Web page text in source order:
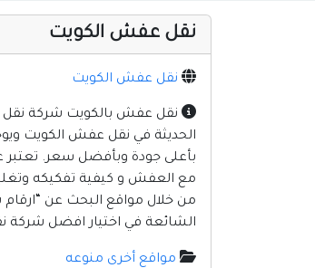
نقل عفش الكويت
نقل عفش الكويت
نقل عفش بالكويت شركة نقل
الحديثة في نقل عفش الكويت
بأعلى جودة وبأفضل سعر. تعتبر
مع العفش و كيفية تفكيكه
من خلال مواقع البحث عن
الشائعة في اختيار افضل شركة
مواقع أخرى منوعه